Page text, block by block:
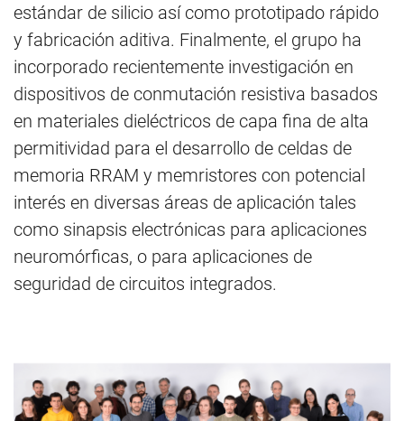
estándar de silicio así como prototipado rápido
y fabricación aditiva. Finalmente, el grupo ha
incorporado recientemente investigación en
dispositivos de conmutación resistiva basados
en materiales dieléctricos de capa fina de alta
permitividad para el desarrollo de celdas de
memoria RRAM y memristores con potencial
interés en diversas áreas de aplicación tales
como sinapsis electrónicas para aplicaciones
neuromórficas, o para aplicaciones de
seguridad de circuitos integrados.